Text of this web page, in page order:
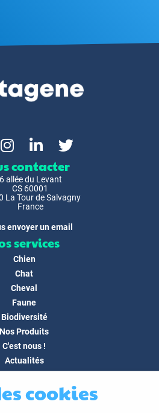
contacter
6 allée du Levant
CS 60001
La Tour de Salvagny
France
envoyer un email
services
Chien
Chat
Cheval
Faune
Biodiversité
Nos Produits
C'est nous !
Actualités
FAQcookies